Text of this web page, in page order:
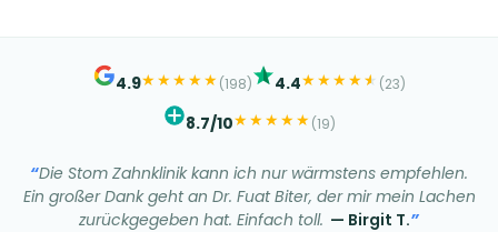
4.9★★★★★(198) 4.4★★★★★
★ (23)
8.7/10★★★★★(19)
Die Stom Zahnklinik kann ich nur wärmstens empfehlen.
Ein großer Dank geht an Dr. Fuat Biter, der mir mein Lachen
zurückgegeben hat. Einfach toll. — Birgit T.